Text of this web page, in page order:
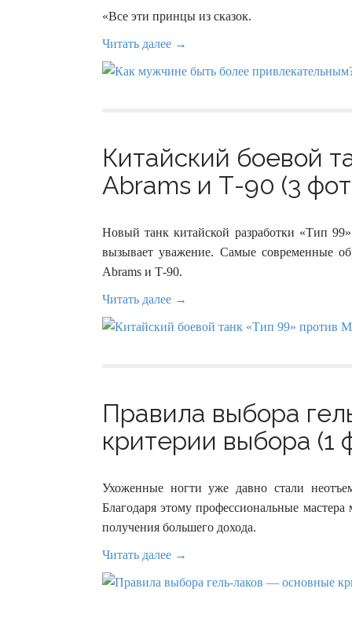
«Все эти принцы из сказок.
Читать далее →
Китайский боевой
Abrams и Т-90 (3
Новый танк китайской разработки «Тип
вызывает уважение. Самые современные
Abrams и Т-90.
Читать далее →
Правила выбора
критерии выбора (1
Ухоженные ногти уже давно стали
Благодаря этому профессиональные
получения большего дохода.
Читать далее →